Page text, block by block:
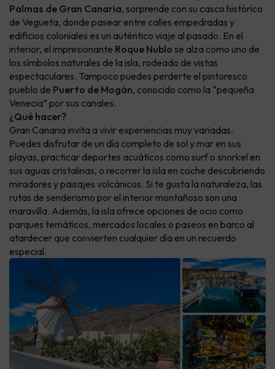
Palmas de Gran Canaria, sorprende con su casco histórico
de Vegueta, donde pasear entre calles empedradas y
edificios coloniales es un auténtico viaje al pasado. En el
interior, el impresionante Roque Nublo se alza como uno de
los símbolos naturales de la isla, rodeado de vistas
espectaculares. Tampoco puedes perderte el pintoresco
pueblo de Puerto de Mogán, conocido como la “pequeña
Venecia” por sus canales.
¿Qué hacer?
Gran Canaria invita a vivir experiencias muy variadas.
Puedes disfrutar de un día completo de sol y mar en sus
playas, practicar deportes acuáticos como surf o snorkel en
sus aguas cristalinas, o recorrer la isla en coche descubriendo
miradores y paisajes volcánicos. Si te gusta la naturaleza, las
rutas de senderismo por el interior montañoso son una
maravilla. Además, la isla ofrece opciones de ocio como
parques temáticos, mercados locales o paseos en barco al
atardecer que convierten cualquier día en un recuerdo
especial.